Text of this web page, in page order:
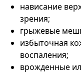
нависание
зрения;
грыжевые
избыточная
воспаления;
врожденные